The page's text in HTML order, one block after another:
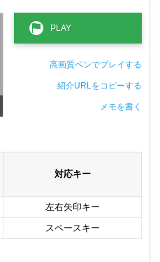
高画質ペンでプレイする
紹介URLをコピーする
メモを書く
対応キー
左右矢印キー
スペースキー